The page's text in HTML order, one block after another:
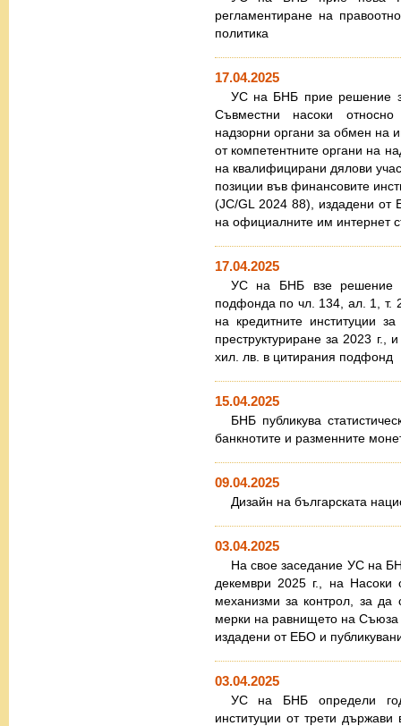
регламентиране на
политика
17.04.2025
УС на БНБ прие решение
Съвместни насоки относно
надзорни органи за обмен
от компетентните органи на
на квалифицирани дялови
позиции във финансовите
(JC/GL 2024 88), издадени от
на официалните им интернет
17.04.2025
УС на БНБ взе решение
подфонда по чл. 134, ал. 1, т.
на кредитните институции
преструктуриране за 2023 г.,
хил. лв. в цитирания подфонд
15.04.2025
БНБ публикува
банкнотите и разменните
09.04.2025
Дизайн на българската
03.04.2025
На свое заседание УС на
декември 2025 г., на Насоки
механизми за контрол, за да
мерки на равнището на
издадени от ЕБО и
03.04.2025
УС на БНБ определи
институции от трети